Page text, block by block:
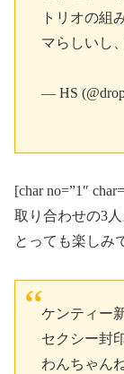
トリオの組
マらしいし
— HS
[char no=”1″
取り合わせの3人
とっても楽しみ
ケンティー
セクシー封
わんちゃん